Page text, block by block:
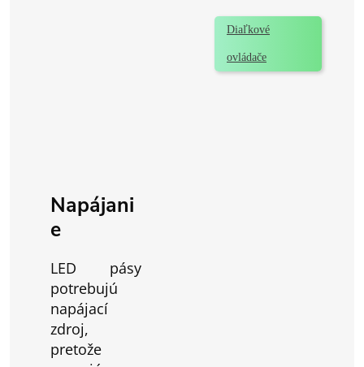
Diaľkové
ovládače
Napájani
e
LED pásy
potrebujú
napájací
zdroj,
pretože